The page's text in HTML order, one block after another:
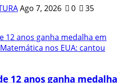
Ago 7, 2026 0 35
12 anos ganha medalha